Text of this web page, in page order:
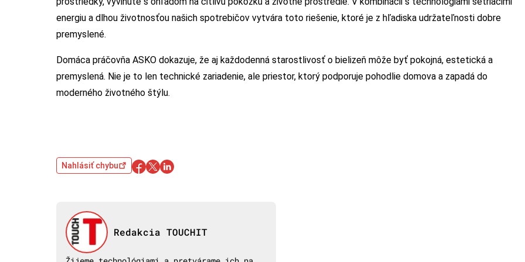
energiu a dlhou životnosťou našich spotrebičov vytvára toto riešenie, ktoré je z hľadiska udržateľnosti dobre
premyslené.
Domáca práčovňa ASKO dokazuje, že aj každodenná starostlivosť o bielizeň môže byť pokojná, estetická a
premyslená. Nie je to len technické zariadenie, ale priestor, ktorý podporuje pohodlie domova a zapadá do
moderného životného štýlu.
Nahlásiť chybu
Redakcia TOUCHIT